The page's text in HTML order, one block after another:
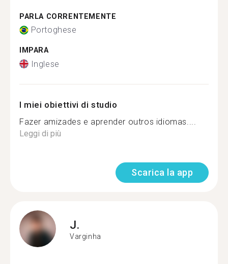
PARLA CORRENTEMENTE
Portoghese
IMPARA
Inglese
I miei obiettivi di studio
Fazer amizades e aprender outros idiomas....
Leggi di più
Scarica la app
J.
Varginha